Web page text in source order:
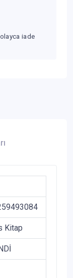
iade
Kitap